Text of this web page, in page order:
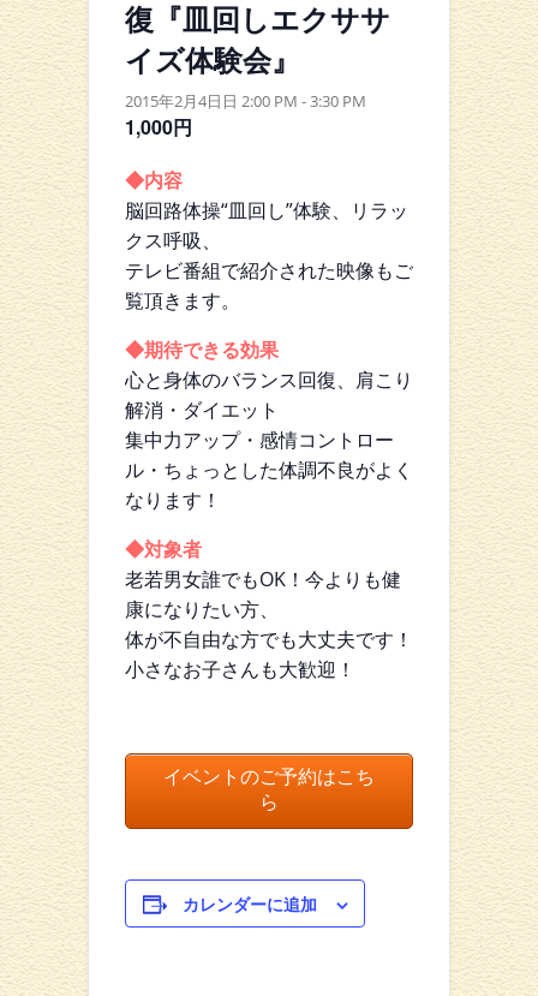
復『皿回しエクササ
イズ体験会』
2015年2月4日日 2:00 PM -3:30 PM
1,000円
◆内容
脳回路体操“皿回し”体験、リラッ
クス呼吸、
テレビ番組で紹介された映像もご
覧頂きます。
◆期待できる効果
心と身体のバランス回復、肩こり
解消・ダイエット
集中力アップ・感情コントロー
ル・ちょっとした体調不良がよく
なります！
◆対象者
老若男女誰でもOK！今よりも健
康になりたい方、
体が不自由な方でも大丈夫です！
小さなお子さんも大歓迎！
イベントのご予約はこち
ら
カレンダーに追加